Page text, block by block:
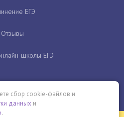
ЕГЭ
Отзывы
школы ЕГЭ
сбор cookie-файлов и
данных и
.